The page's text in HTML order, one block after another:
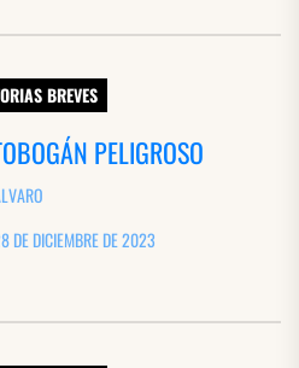
BREVES
PELIGROSO
DE DICIEMBRE DE 2023